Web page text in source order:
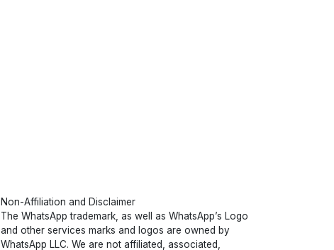
Non-Affiliation and Disclaimer
The WhatsApp trademark, as well as WhatsApp’s Logo
and other services marks and logos are owned by
WhatsApp LLC. We are not affiliated, associated,